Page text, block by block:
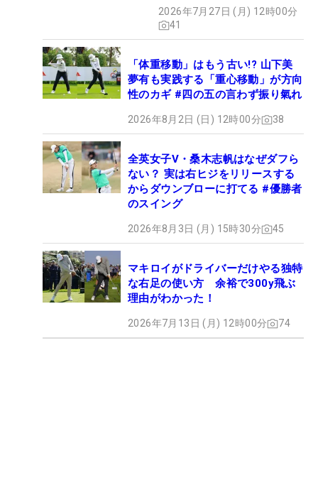
2026年7月27日 (月) 12時00分
41
「体重移動」はもう古い!? 山下美
夢有も実践する「重心移動」が方向
性のカギ #四の五の言わず振り氣れ
2026年8月2日 (日) 12時00分 38
全英女子V・桑木志帆はなぜダフら
ない？ 実は右ヒジをリリースする
からダウンブローに打てる #優勝者
のスイング
2026年8月3日 (月) 15時30分 45
マキロイがドライバーだけやる独特
な右足の使い方 余裕で300y飛ぶ
理由がわかった！
2026年7月13日 (月) 12時00分 74